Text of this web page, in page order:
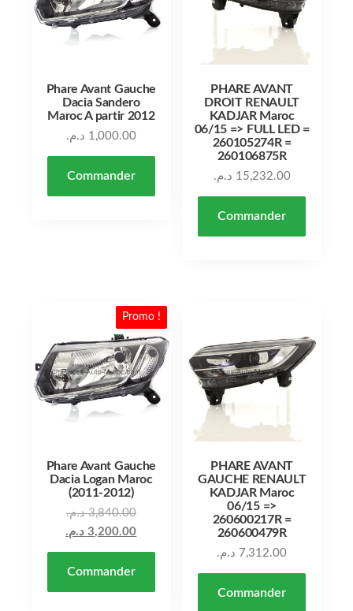
Phare Avant Gauche
Dacia Sandero
Maroc A partir 2012
1,000.00 د.م.
Commander
PHARE AVANT
DROIT RENAULT
KADJAR Maroc
06/15 => FULL LED =
260105274R =
260106875R
15,232.00 د.م.
Commander
Promo !
Phare Avant Gauche
Dacia Logan Maroc
(2011-2012)
3,840.00 د.م.
3,200.00 د.م.
Commander
PHARE AVANT
GAUCHE RENAULT
KADJAR Maroc
06/15 =>
260600217R =
260600479R
7,312.00 د.م.
Commander